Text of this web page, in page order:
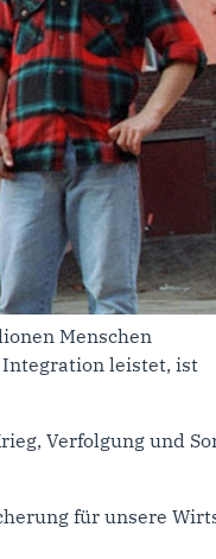
Menschen
Integration leistet, ist
Verfolgung und
für unsere